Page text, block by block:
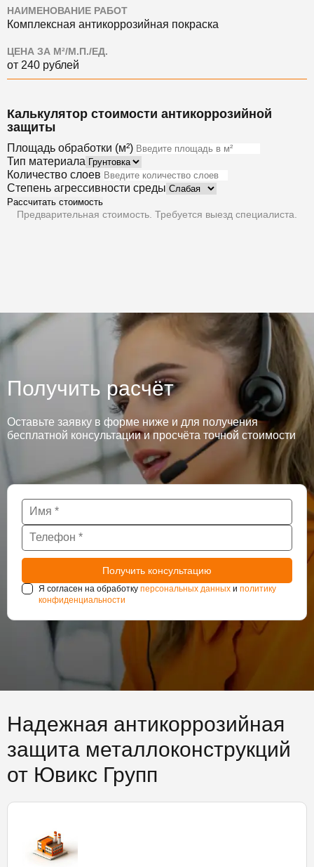
НАИМЕНОВАНИЕ РАБОТ
Комплексная антикоррозийная покраска
ЦЕНА ЗА М²/М.П./ЕД.
от 240 рублей
Калькулятор стоимости антикоррозийной
защиты
Площадь обработки (м²)
Тип материала
Количество слоев
Степень агрессивности среды
Рассчитать стоимость
Предварительная стоимость. Требуется выезд специалиста.
Получить расчёт
Оставьте заявку в форме ниже и для получения
бесплатной консультации и просчёта точной стоимости
Я согласен на обработку персональных данных и политику
конфиденциальности
Надежная антикоррозийная
защита металлоконструкций
от Ювикс Групп